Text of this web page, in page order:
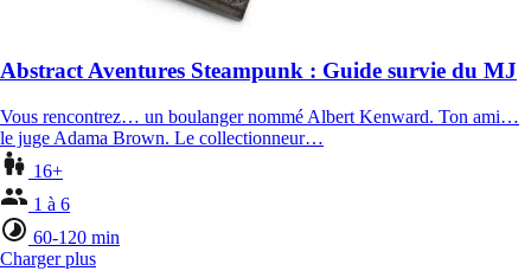
Abstract Aventures Steampunk : Guide survie du MJ
Vous rencontrez… un boulanger nommé Albert Kenward. Ton ami…
le juge Adama Brown. Le collectionneur…
16+
1 à 6
60-120 min
Charger plus